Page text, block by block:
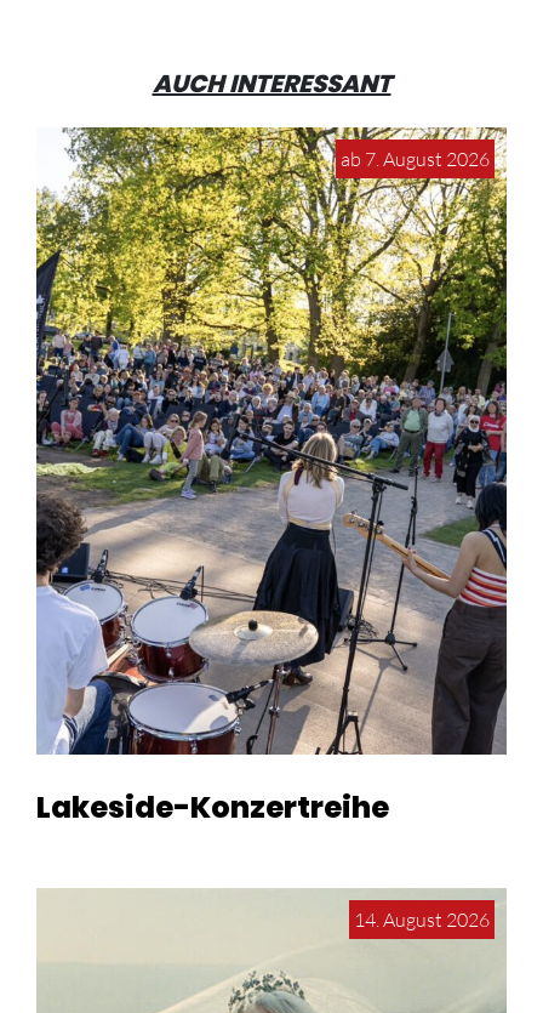
AUCH INTERESSANT
ab 7. August 2026
Lakeside-Konzertreihe
14. August 2026